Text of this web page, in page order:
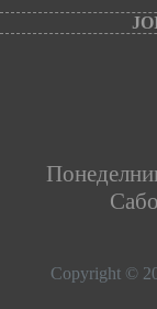
Copyright ©